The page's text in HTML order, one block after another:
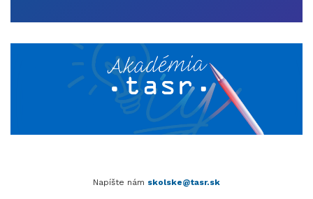
Napíšte nám skolske@tasr.sk